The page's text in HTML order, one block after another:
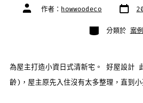
文
章 作者： howwoodeco 發
表
分
類 分類於 案
為屋主打造小資日式清新宅。 好屋設計
齡)，屋主原先入住沒有太多整理，直到